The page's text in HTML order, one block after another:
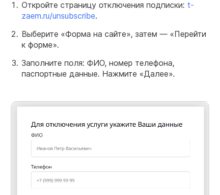
Откройте страницу отключения подписки: t-
zaem.ru/unsubscribe.
Выберите «Форма на сайте», затем — «Перейти
к форме».
Заполните поля: ФИО, номер телефона,
паспортные данные. Нажмите «Далее».